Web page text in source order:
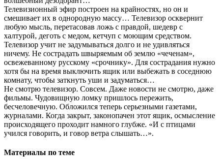
Телевизионный эфир построен на крайностях, но он и
смешивает их в однородную массу… Телевизор осквернит
любую мысль, перетасовав ложь с правдой, шедевр с
халтурой, деготь с медом, кетчуп с моющим средством.
Телевизор учит не задумываться долго и не удивляться
ничему. Не сострадать швыряемым об землю «чеченам»,
освежеванному русскому «срочнику». Для сострадания нужно
хотя бы на время выключить ящик или выбежать в соседнюю
комнату, чтобы заткнуть уши и задуматься…
Не смотрю телевизор. Совсем. Даже новости не смотрю, даже
фильмы. Чудовищную ломку пришлось пережить,
бесчеловечную. Обложился теперь серьезными газетами,
журналами. Когда закрыт, законопачен этот ящик, осмысление
происходящего проходит намного глубже. «И с птицами
учился говорить, и говор ветра слышать…».
Материалы по теме